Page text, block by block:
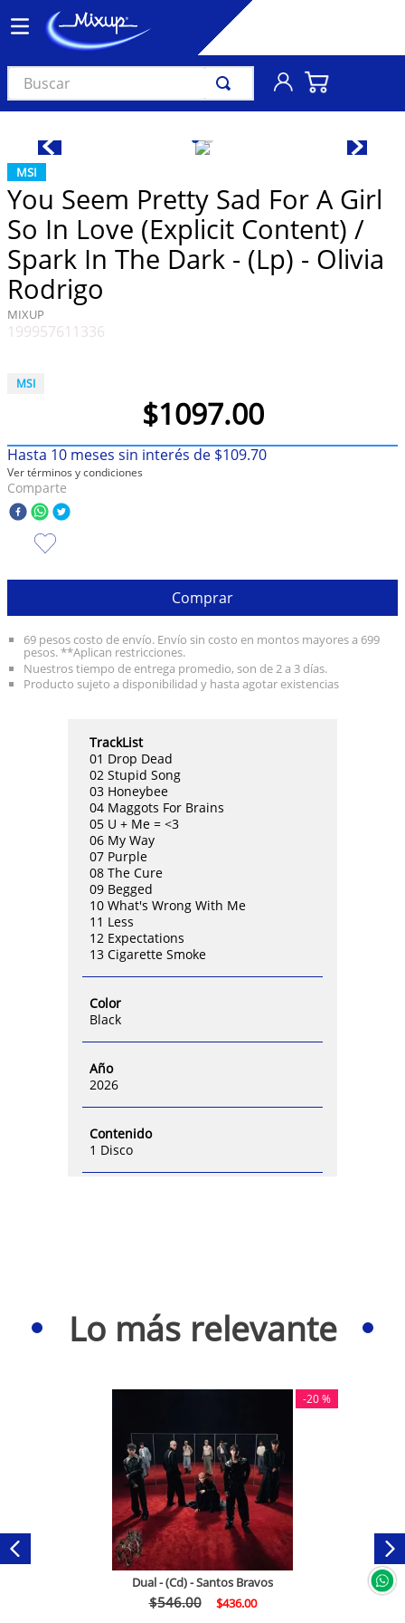
Buscar
MSI
You Seem Pretty Sad For A Girl
So In Love (Explicit Content) /
Spark In The Dark - (Lp) - Olivia
Rodrigo
MIXUP
199957611336
MSI
$1097.00
Hasta 10 meses sin interés de $109.70
Ver términos y condiciones
Comparte
Comprar
69 pesos costo de envío. Envío sin costo en montos mayores a 699
pesos. **Aplican restricciones.
Nuestros tiempo de entrega promedio, son de 2 a 3 días.
Producto sujeto a disponibilidad y hasta agotar existencias
TrackList
01 Drop Dead
02 Stupid Song
03 Honeybee
04 Maggots For Brains
05 U + Me = <3
06 My Way
07 Purple
08 The Cure
09 Begged
10 What's Wrong With Me
11 Less
12 Expectations
13 Cigarette Smoke
Color
Black
Año
2026
Contenido
1 Disco
Lo más relevante
-20 %
Dual - (Cd) - Santos Bravos
$546.00 $436.00
3.
audífonos
.
madonna
5.
ariana grande
6.
bts
taylor swift